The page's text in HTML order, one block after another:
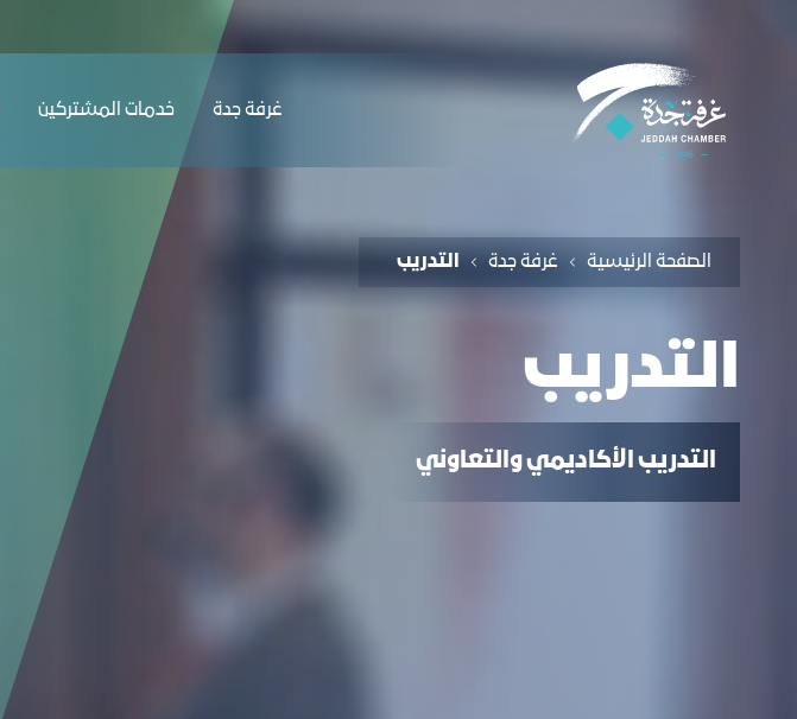
ﻏﺮﻓﺔ ﺟﺪة ﺧﺪﻣﺎت المشتركين
الصفحة الرئيسية غرفة جدة التدريب
التدريب
التدريب الأكاديمي والتعاوني